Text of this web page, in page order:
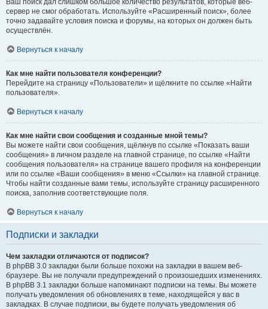
Ваш поиск дал слишком большое количество результатов, которые веб-
сервер не смог обработать. Используйте «Расширенный поиск», более
точно задавайте условия поиска и форумы, на которых он должен быть
осуществлён.
Вернуться к началу
Как мне найти пользователя конференции?
Перейдите на страницу «Пользователи» и щёлкните по ссылке «Найти
пользователя».
Вернуться к началу
Как мне найти свои сообщения и созданные мной темы?
Вы можете найти свои сообщения, щёлкнув по ссылке «Показать ваши
сообщения» в личном разделе на главной странице, по ссылке «Найти
сообщения пользователя» на странице вашего профиля на конференции
или по ссылке «Ваши сообщения» в меню «Ссылки» на главной странице.
Чтобы найти созданные вами темы, используйте страницу расширенного
поиска, заполнив соответствующие поля.
Вернуться к началу
Подписки и закладки
Чем закладки отличаются от подписок?
В phpBB 3.0 закладки были больше похожи на закладки в вашем веб-
браузере. Вы не получали предупреждений о произошедших изменениях.
В phpBB 3.1 закладки больше напоминают подписки на темы. Вы можете
получать уведомления об обновлениях в теме, находящейся у вас в
закладках. В случае подписки, вы будете получать уведомления об